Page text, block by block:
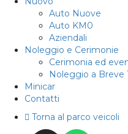
Auto Nuove
Auto KM0
Aziendali
Noleggio e Cerimonie
Cerimonia ed
Noleggio a Breve
Minicar
Contatti
Torna al parco veicoli